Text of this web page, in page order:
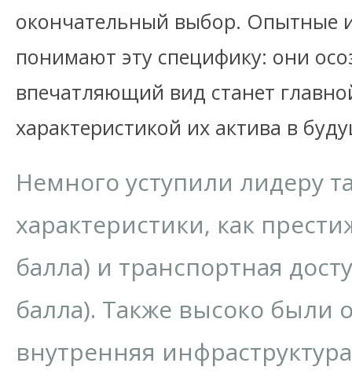
окончательный выбор. Опытные
понимают эту специфику: они
впечатляющий вид станет
характеристикой их актива в
Немного уступили лидеру
характеристики, как
балла) и транспортная
балла). Также высоко были
внутренняя